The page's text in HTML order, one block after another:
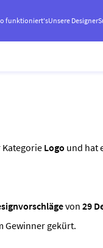
funktioniert'sUnsere Designer
Kategorie Logo und hat
von 29
Gewinner gekürt.